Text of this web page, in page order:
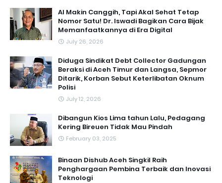
AI Makin Canggih, Tapi Akal Sehat Tetap
Nomor Satu! Dr. Iswadi Bagikan Cara Bijak
Memanfaatkannya di Era Digital
July 26, 2026
Diduga Sindikat Debt Collector Gadungan
Beraksi di Aceh Timur dan Langsa, Sepmor
Ditarik, Korban Sebut Keterlibatan Oknum
Polisi
July 12, 2026
Dibangun Kios Lima tahun Lalu, Pedagang
Kering Bireuen Tidak Mau Pindah
February 03, 2025
Binaan Dishub Aceh Singkil Raih
Penghargaan Pembina Terbaik dan Inovasi
Teknologi